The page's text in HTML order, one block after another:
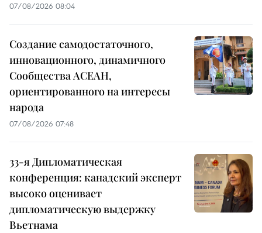
07/08/2026 08:04
Создание самодостаточного,
инновационного, динамичного
Сообщества АСЕАН,
ориентированного на интересы
народа
07/08/2026 07:48
33-я Дипломатическая
конференция: канадский эксперт
высоко оценивает
дипломатическую выдержку
Вьетнама